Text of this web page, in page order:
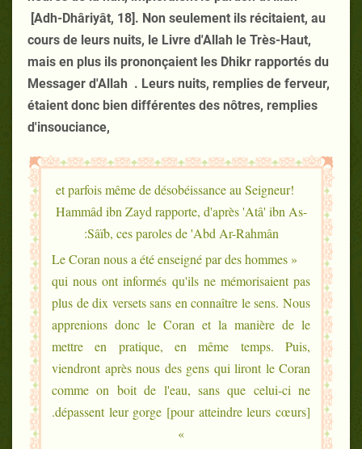
[Adh-Dhâriyât, 18]. Non seulement ils récitaient, au
cours de leurs nuits, le Livre d'Allah le Très-Haut,
mais en plus ils prononçaient les Dhikr rapportés du
Messager d'Allah . Leurs nuits, remplies de ferveur,
étaient donc bien différentes des nôtres, remplies
d'insouciance,
et parfois même de désobéissance au Seigneur!
Hammâd ibn Zayd rapporte, d'après 'Atâ' ibn As-
Sâïb, ces paroles de 'Abd Ar-Rahmân:
« Le Coran nous a été enseigné par des hommes
qui nous ont informés qu'ils ne mémorisaient pas
plus de dix versets sans en connaître le sens. Nous
apprenions donc le Coran et la manière de le
mettre en pratique, en même temps. Puis,
viendront après nous des gens qui liront le Coran
comme on boit de l'eau, sans que celui-ci ne
dépassent leur gorge [pour atteindre leurs cœurs].
»